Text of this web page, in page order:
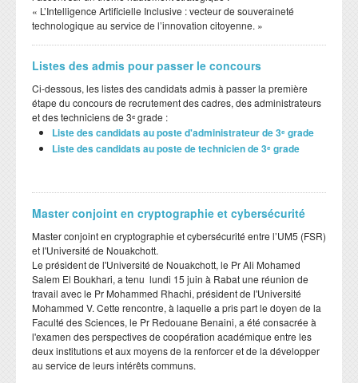
​« L’Intelligence Artificielle Inclusive : vecteur de souveraineté
technologique au service de l’innovation citoyenne. »
Listes des admis pour passer le concours
Ci-dessous, les listes des candidats admis à passer la première
étape du concours de recrutement des cadres, des administrateurs
et des techniciens de 3ᵉ grade :
Liste des candidats au poste d'administrateur de 3ᵉ grade
Liste des candidats au poste de technicien de 3ᵉ grade
Master conjoint en cryptographie et cybersécurité
Master conjoint en cryptographie et cybersécurité entre l’UM5 (FSR)
et l'Université de Nouakchott.
Le président de l'Université de Nouakchott, le Pr Ali Mohamed
Salem El Boukhari, a tenu lundi 15 juin à Rabat une réunion de
travail avec le Pr Mohammed Rhachi, président de l'Université
Mohammed V. Cette rencontre, à laquelle a pris part le doyen de la
Faculté des Sciences, le Pr Redouane Benaini, a été consacrée à
l'examen des perspectives de coopération académique entre les
deux institutions et aux moyens de la renforcer et de la développer
au service de leurs intérêts communs.